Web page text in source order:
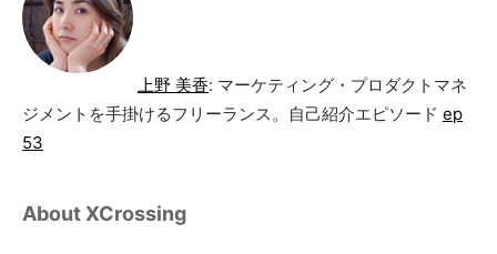
上野 美香: マーケティング・プロダクトマネ
ジメントを手掛けるフリーランス。自己紹介エピソード ep
53
About XCrossing